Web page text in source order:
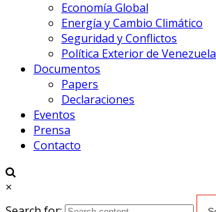
Economía Global
Energía y Cambio Climático
Seguridad y Conflictos
Política Exterior de Venezuela
Documentos
Papers
Declaraciones
Eventos
Prensa
Contacto
×